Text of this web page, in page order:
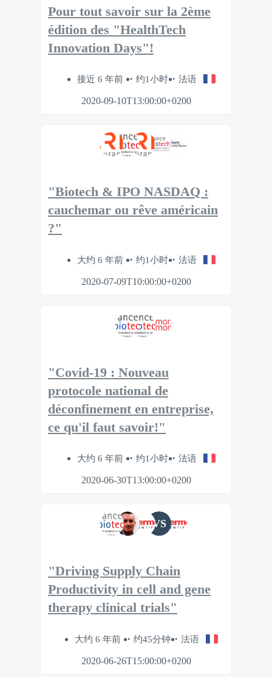
Pour tout savoir sur la 2ème
édition des "HealthTech
Innovation Days"!
接近 6 年前 约1小时 法语
2020-09-10T13:00:00+0200
"Biotech & IPO NASDAQ :
cauchemar ou rêve américain
?"
大约 6 年前 约1小时 法语
2020-07-09T10:00:00+0200
"Covid-19 : Nouveau
protocole national de
déconfinement en entreprise,
ce qu'il faut savoir!"
大约 6 年前 约1小时 法语
2020-06-30T13:00:00+0200
VS
"Driving Supply Chain
Productivity in cell and gene
therapy clinical trials"
大约 6 年前 约45分钟 法语
2020-06-26T15:00:00+0200